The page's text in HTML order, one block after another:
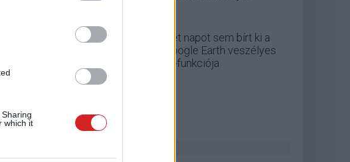
which it
filmjéhez
Két napot sem bírt ki a
Google Earth veszélyes
AI-funkciója